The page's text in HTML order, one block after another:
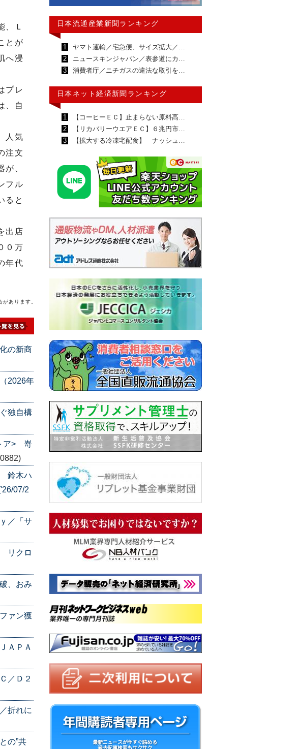
、Ｌ
とが
へ浸
プレ
、自
人気
注文
が、
フル
ると
出店
０万
年代
あります。
の新商
2026年
独自構
ア> 嵜
鈴木ハ
07/2
／「サ
リクロ
、おみ
ァン獲
ＡＰＡ
／Ｄ２
折れに
の”共
日本流通産業新聞ランキング
1
ヤマト運輸／宅急便、サイズ拡大／…
2
ニュースキンジャパン／表参道にカ…
3
消費者庁／ニチガスの違法な取引を…
日本ネット経済新聞ランキング
1
【コーヒーＥＣ】止まらない原料高…
2
【リカバリーウエアＥＣ】６兆円市…
3
【拡大する冷凍宅配食】 ナッシュ…